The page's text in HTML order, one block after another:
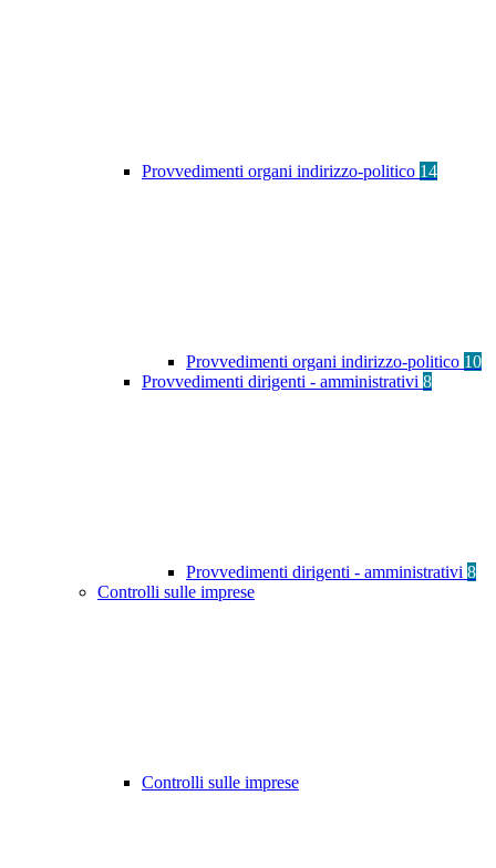
Provvedimenti organi indirizzo-politico 14
Provvedimenti organi indirizzo-politico 10
Provvedimenti dirigenti - amministrativi 8
Provvedimenti dirigenti - amministrativi 8
Controlli sulle imprese
Controlli sulle imprese